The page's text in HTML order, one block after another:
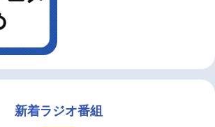
新着ラジオ番組